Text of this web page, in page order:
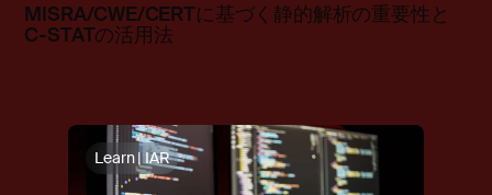
MISRA/CWE/CERTに基づく静的解析の重要性と
C-STATの活用法
Learn | IAR